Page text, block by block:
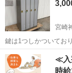
宮崎
鍵は1つしかついてお
と開くところがあり
ん。
宮崎 宮崎市
≪入
時